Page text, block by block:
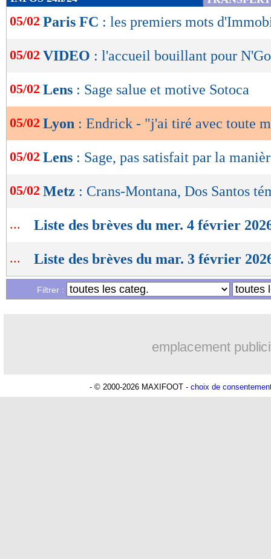
de
lecture
OK
05/02 Paris FC : les premiers mots
05/02 VIDEO : l'accueil bouillant pour
05/02 Lens : Sage salue et motive Sotoca
05/02 Lyon : Endrick - "j'ai tiré avec toute
05/02 Lens : Sage, pas satisfait par la
05/02 Metz : Crans-Montana, Dos Santos
... Liste des brèves du mer. 4 février
... Liste des brèves du mar. 3 février
Filtrer :
emplacement
- © 2000-2026 MAXIFOOT - choix de